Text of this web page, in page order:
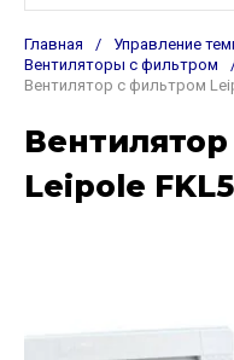
Главная / Управление
Вентиляторы с фильтром
Вентилятор с фильтром
Leipole